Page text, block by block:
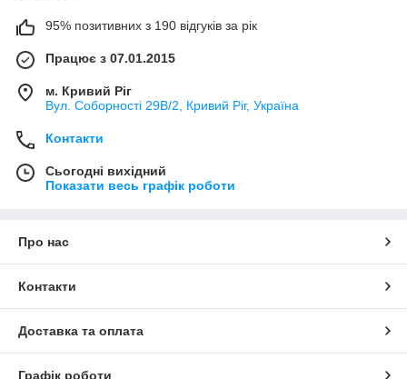
95% позитивних з 190 відгуків за рік
Працює з 07.01.2015
м. Кривий Ріг
Вул. Соборності 29В/2, Кривий Ріг, Україна
Контакти
Сьогодні вихідний
Показати весь графік роботи
Про нас
Контакти
Доставка та оплата
Графік роботи